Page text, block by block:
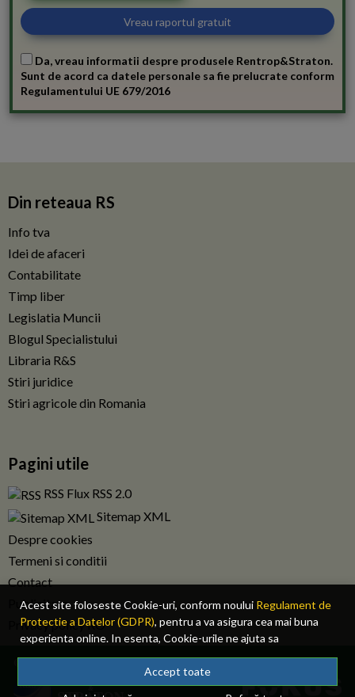
Acest site foloseste Cookie-uri, conform noului Regulament de
Protectie a Datelor (GDPR), pentru a va asigura cea mai buna
experienta online. In esenta, Cookie-urile ne ajuta sa
imbunatatim continutul de pe site, oferindu-va dvs., cititorul, o
experienta online personalizata si mult mai rapida. Ele sunt
folosite doar de site-ul nostru si partenerii nostri de incredere.
Accept toate
Da, vreau informatii despre produsele Rentrop&Straton.
Sunt de acord ca datele personale sa fie prelucrate conform
Regulamentului UE 679/2016
Din reteaua RS
Info tva
Idei de afaceri
Contabilitate
Timp liber
Legislatia Muncii
Blogul Specialistului
Libraria R&S
Stiri juridice
Stiri agricole din Romania
Pagini utile
RSS Flux RSS 2.0
Sitemap XML
Despre cookies
Termeni si conditii
Contact
Publicitate
Privacy policy RO
© 2026 Fiscalitatea.ro. Toate drepturile rezervate.